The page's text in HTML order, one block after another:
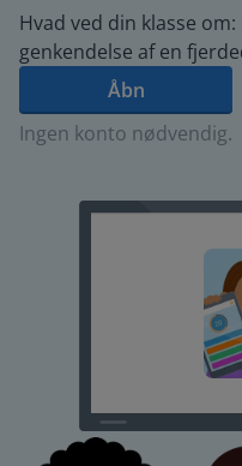
Hvad ved din klasse
genkendelse af en
Åbn
Ingen konto nødvendig.